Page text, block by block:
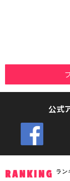
公式
RANKING ラン